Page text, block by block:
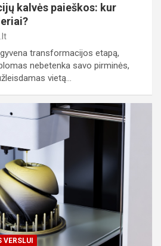
kalvės paieškos: kur
transformacijos etapą,
nebetenka savo pirminės,
vietą…
VERSLUI